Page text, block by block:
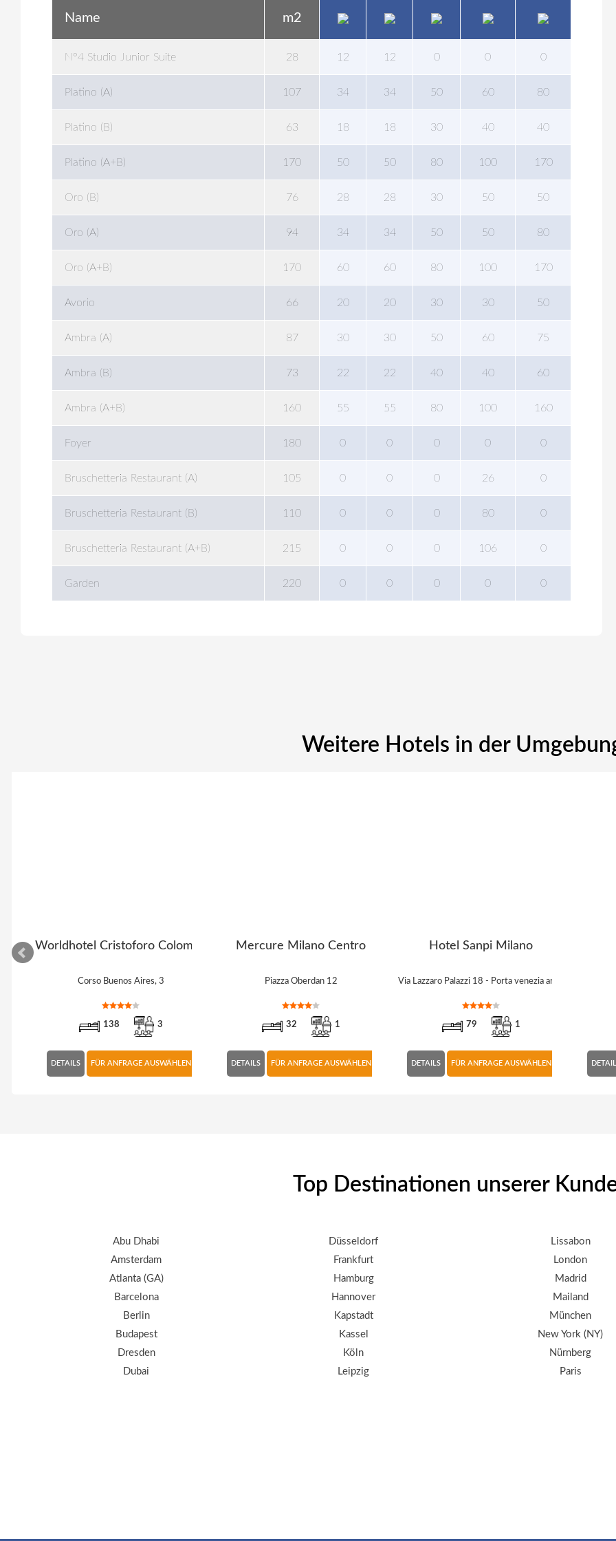
Name m2
N°4 Studio Junior Suite 28 12 12 0 0 0
Platino (A) 107 34 34 50 60 80
Platino (B) 63 18 18 30 40 40
Platino (A+B) 170 50 50 80 100 170
Oro (B) 76 28 28 30 50 50
Oro (A) 94 34 34 50 50 80
Oro (A+B) 170 60 60 80 100 170
Avorio 66 20 20 30 30 50
Ambra (A) 87 30 30 50 60 75
Ambra (B) 73 22 22 40 40 60
Ambra (A+B) 160 55 55 80 100 160
Foyer 180 0 0 0 0 0
Bruschetteria Restaurant (A) 105 0 0 0 26 0
Bruschetteria Restaurant (B) 110 0 0 0 80 0
Bruschetteria Restaurant (A+B) 215 0 0 0 106 0
Garden 220 0 0 0 0 0
Weitere Hotels in der
Worldhotel Cristoforo Colombo
Corso Buenos Aires, 3
138 3
DETAILS FÜR ANFRAGE AUSWÄHLEN
Mercure Milano Centro
Piazza Oberdan 12
32 1
DETAILS FÜR ANFRAGE AUSWÄHLEN
Hotel Sanpi Milano
Via Lazzaro Palazzi 18 - Porta venezia area,
79 1
DETAILS FÜR ANFRAGE AUSWÄHLEN
Top Destinationen unserer
Abu Dhabi
Amsterdam
Atlanta (GA)
Barcelona
Berlin
Budapest
Dresden
Dubai
Düsseldorf
Frankfurt
Hamburg
Hannover
Kapstadt
Kassel
Köln
Leipzig
Lissabon
London
Madrid
Mailand
München
New York (NY)
Nürnberg
Paris